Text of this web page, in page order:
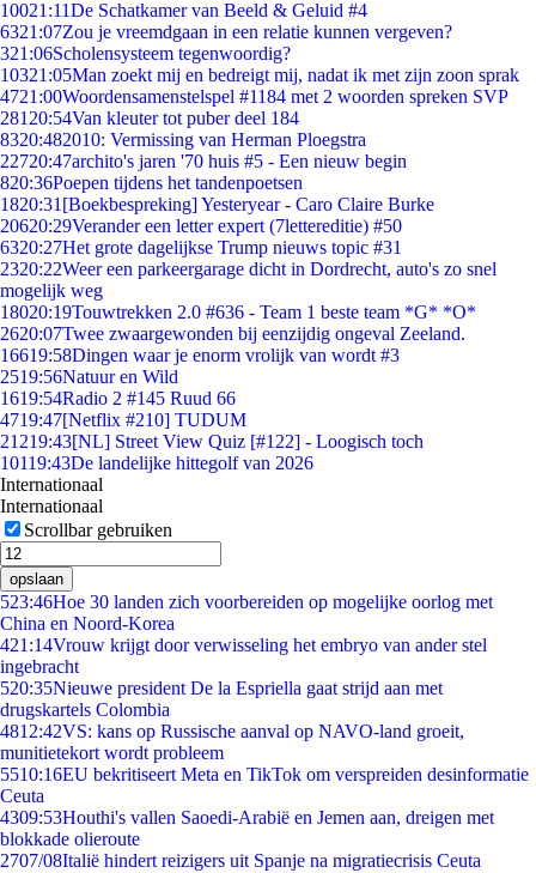
10021:11De Schatkamer van Beeld & Geluid #4
6321:07Zou je vreemdgaan in een relatie kunnen vergeven?
321:06Scholensysteem tegenwoordig?
10321:05Man zoekt mij en bedreigt mij, nadat ik met zijn zoon sprak
4721:00Woordensamenstelspel #1184 met 2 woorden spreken SVP
281 20:54Van kleuter tot puber deel 184
8320:482010: Vermissing van Herman Ploegstra
22720:47archito's jaren '70 huis #5 - Een nieuw begin
820:36Poepen tijdens het tandenpoetsen
1820:31 [Boekbespreking] Yesteryear - Caro Claire Burke
20620:29Verander een letter expert (7lettereditie) #50
6320:27Het grote dagelijkse Trump nieuws topic #31
2320:22Weer een parkeergarage dicht in Dordrecht, auto's zo snel
mogelijk weg
18020:19Touwtrekken 2.0 #636 - Team 1 beste team *G* *O*
2620:07Twee zwaargewonden bij eenzijdig ongeval Zeeland.
16619:58Dingen waar je enorm vrolijk van wordt #3
2519:56Natuur en Wild
1619:54Radio 2 #145 Ruud 66
4719:47[Netflix #210] TUDUM
21219:43[NL] Street View Quiz [#122] - Loogisch toch
10119:43De landelijke hittegolf van 2026
Internationaal
Internationaal
Scrollbar gebruiken
opslaan
523:46Hoe 30 landen zich voorbereiden op mogelijke oorlog met
China en Noord-Korea
421:14Vrouw krijgt door verwisseling het embryo van ander stel
ingebracht
520:35Nieuwe president De la Espriella gaat strijd aan met
drugskartels Colombia
4812:42VS: kans op Russische aanval op NAVO-land groeit,
munitietekort wordt probleem
5510:16EU bekritiseert Meta en TikTok om verspreiden desinformatie
Ceuta
4309:53Houthi's vallen Saoedi-Arabië en Jemen aan, dreigen met
blokkade olieroute
2707/08Italië hindert reizigers uit Spanje na migratiecrisis Ceuta